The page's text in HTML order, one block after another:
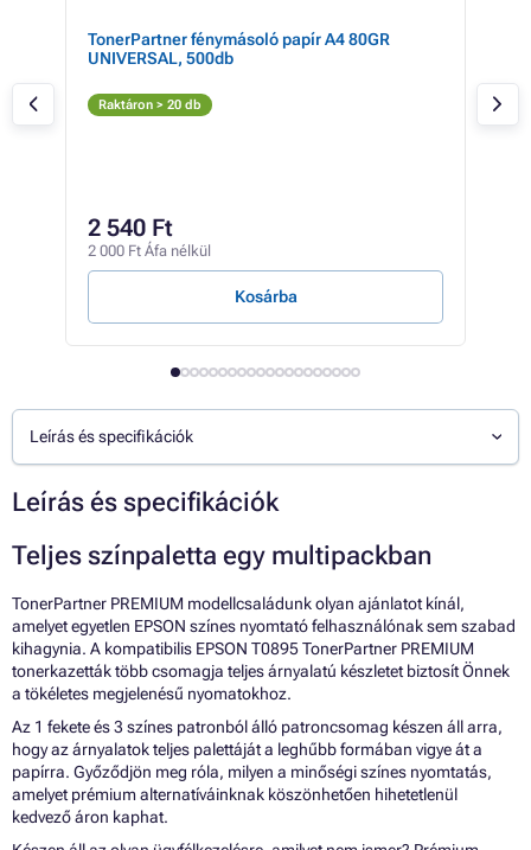
TonerPartner fénymásoló papír A4 80GR
UNIVERSAL, 500db
Raktáron > 20 db
2 540 Ft
2 000 Ft Áfa nélkül
Kosárba
Leírás és specifikációk
Leírás és specifikációk
Teljes színpaletta egy multipackban
TonerPartner PREMIUM modellcsaládunk olyan ajánlatot kínál,
amelyet egyetlen EPSON színes nyomtató felhasználónak sem szabad
kihagynia. A kompatibilis EPSON T0895 TonerPartner PREMIUM
tonerkazetták több csomagja teljes árnyalatú készletet biztosít Önnek
a tökéletes megjelenésű nyomatokhoz.
Az 1 fekete és 3 színes patronból álló patroncsomag készen áll arra,
hogy az árnyalatok teljes palettáját a leghűbb formában vigye át a
papírra. Győződjön meg róla, milyen a minőségi színes nyomtatás,
amelyet prémium alternatíváinknak köszönhetően hihetetlenül
kedvező áron kaphat.